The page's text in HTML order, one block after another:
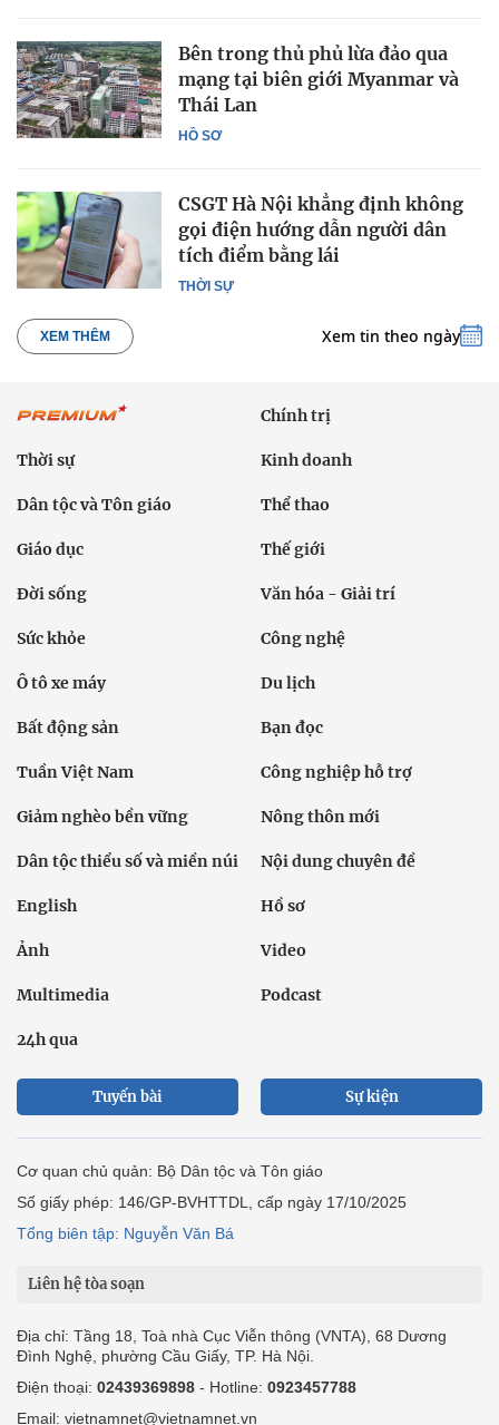
HỒ SƠ
Bên trong thủ phủ lừa đảo qua
mạng tại biên giới Myanmar và
Thái Lan
THỜI SỰ
CSGT Hà Nội khẳng định không
gọi điện hướng dẫn người dân
tích điểm bằng lái
XEM THÊM Xem tin theo ngày
Chính trị
Thời sự Kinh doanh
Dân tộc và Tôn giáo Thể thao
Giáo dục Thế giới
Đời sống Văn hóa - Giải trí
Sức khỏe Công nghệ
Ô tô xe máy Du lịch
Bất động sản Bạn đọc
Tuần Việt Nam Công nghiệp hỗ trợ
Giảm nghèo bền vững Nông thôn mới
Dân tộc thiểu số và miền núi Nội dung chuyên đề
English Hồ sơ
Ảnh Video
Multimedia Podcast
24h qua
Tuyến bài Sự kiện
Cơ quan chủ quản: Bộ Dân tộc và Tôn giáo
Số giấy phép: 146/GP-BVHTTDL, cấp ngày 17/10/2025
Tổng biên tập: Nguyễn Văn Bá
Liên hệ tòa soạn
Địa chỉ: Tầng 18, Toà nhà Cục Viễn thông (VNTA), 68 Dương
Đình Nghệ, phường Cầu Giấy, TP. Hà Nội.
Điện thoại: 02439369898 - Hotline: 0923457788
Email: vietnamnet@vietnamnet.vn